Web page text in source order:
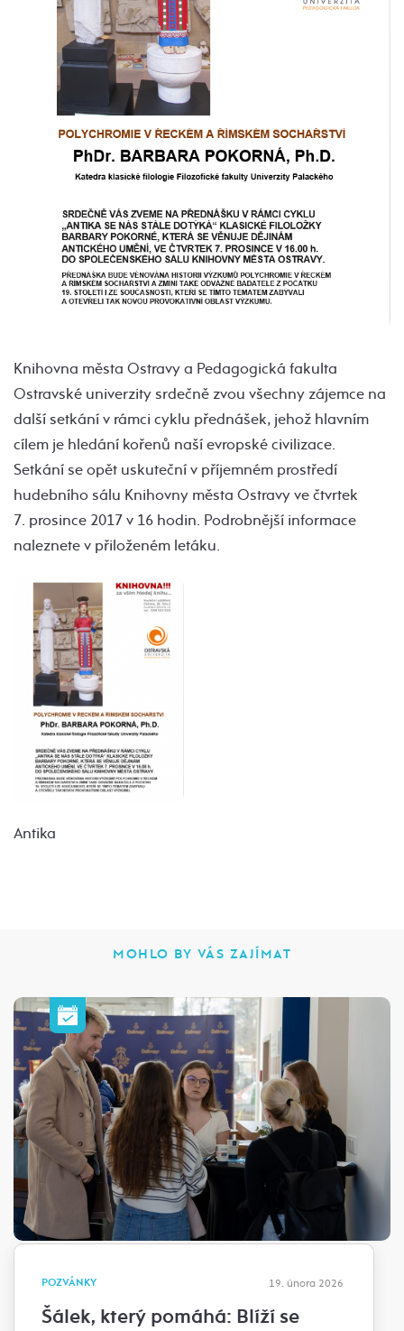
Knihovna města Ostravy a Pedagogická fakulta
Ostravské univerzity srdečně zvou všechny zájemce na
další setkání v rámci cyklu přednášek, jehož hlavním
cílem je hledání kořenů naší evropské civilizace.
Setkání se opět uskuteční v příjemném prostředí
hudebního sálu Knihovny města Ostravy ve čtvrtek
7. prosince 2017 v 16 hodin. Podrobnější informace
naleznete v přiloženém letáku.
Antika
MOHLO BY VÁS ZAJÍMAT
POZVÁNKY 19. února 2026
Šálek, který pomáhá: Blíží se